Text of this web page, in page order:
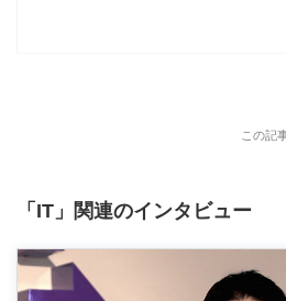
この記
「IT」関連のインタビュー